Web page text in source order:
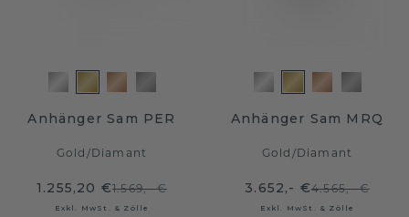
Anhänger Sam PER
Gold /Diamant
1.255,20 €1.569,- €
Exkl. MwSt. & Zölle
Anhänger Sam MRQ
Gold /Diamant
3.652,- €4.565,- €
Exkl. MwSt. & Zölle